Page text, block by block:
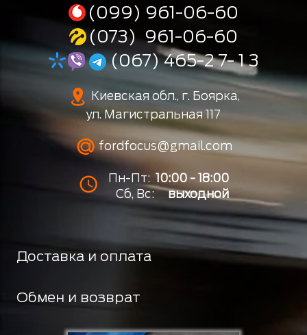
(099) 961-06-60
(073) 961-06-60
(067) 465-2 7- 1 3
Киевская обл., г. Боярка,
ул. Магистральная 117
fordfocus@gmail.com
Пн-Пт: 10:00 - 18:00
Сб, Вс:
выходной
Доставка и оплата
Обмен и возврат